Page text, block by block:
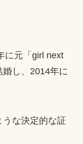
に元「girl next
し、2014年に
な決定的な証